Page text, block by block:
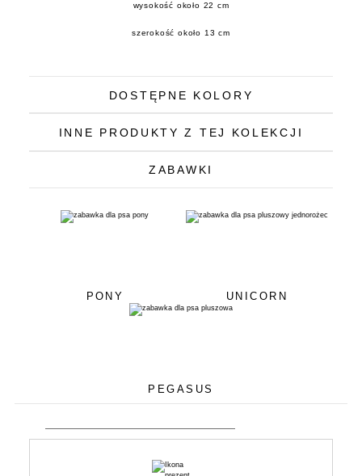
wysokość około 22 cm
szerokość około 13 cm
DOSTĘPNE KOLORY
INNE PRODUKTY Z TEJ KOLEKCJI
ZABAWKI
PONY UNICORN
PEGASUS